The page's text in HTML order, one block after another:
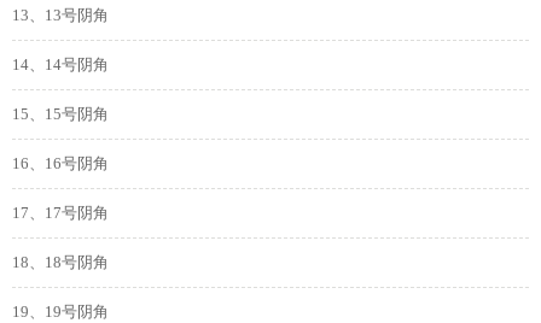
13、13号阴角
14、14号阴角
15、15号阴角
16、16号阴角
17、17号阴角
18、18号阴角
19、19号阴角